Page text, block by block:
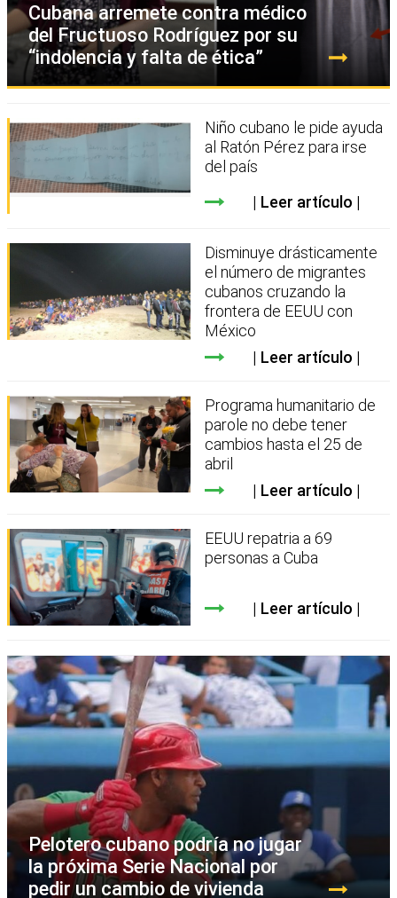
Cubana arremete contra médico
del Fructuoso Rodríguez por su
“indolencia y falta de ética”
Niño cubano le pide ayuda
al Ratón Pérez para irse
del país
Leer artículo
Disminuye drásticamente
el número de migrantes
cubanos cruzando la
frontera de EEUU con
México
Leer artículo
Programa humanitario de
parole no debe tener
cambios hasta el 25 de
abril
Leer artículo
EEUU repatria a 69
personas a Cuba
Leer artículo
Pelotero cubano podría no jugar
la próxima Serie Nacional por
pedir un cambio de vivienda